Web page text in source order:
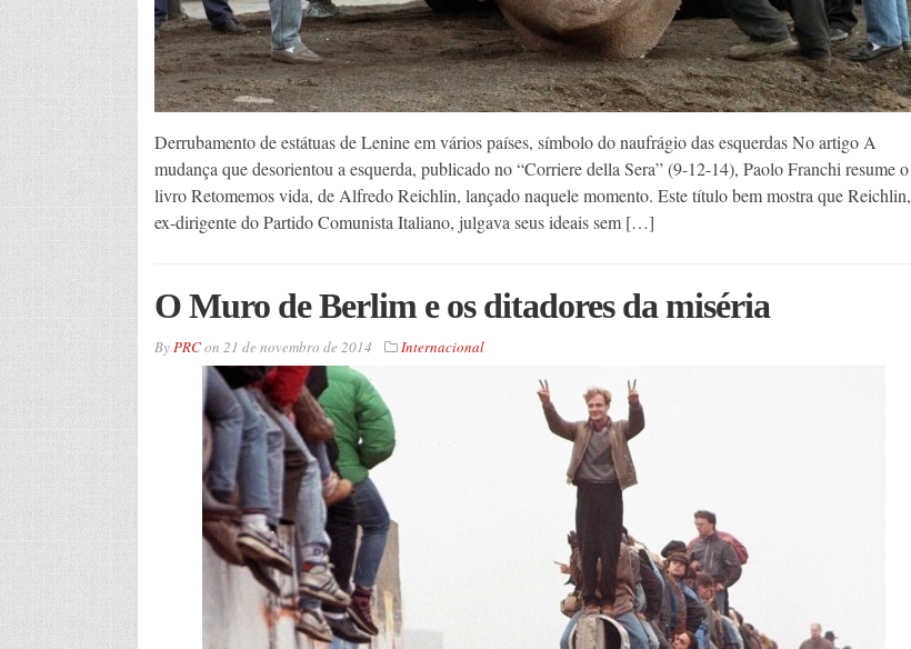
Derrubamento de estátuas de Lenine em vários países, símbolo do naufrágio das esquerdas No artigo A
mudança que desorientou a esquerda, publicado no “Corriere della Sera” (9-12-14), Paolo Franchi resume o
livro Retomemos vida, de Alfredo Reichlin, lançado naquele momento. Este título bem mostra que Reichlin,
ex-dirigente do Partido Comunista Italiano, julgava seus ideais sem […]
O Muro de Berlim e os ditadores da miséria
ByPRCon 21 de novembro de 2014 Internacional